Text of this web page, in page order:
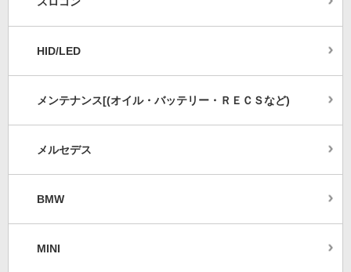
HID/LED
メンテナンス[(オイル・バッテリー・ＲＥＣＳなど)
メルセデス
BMW
MINI